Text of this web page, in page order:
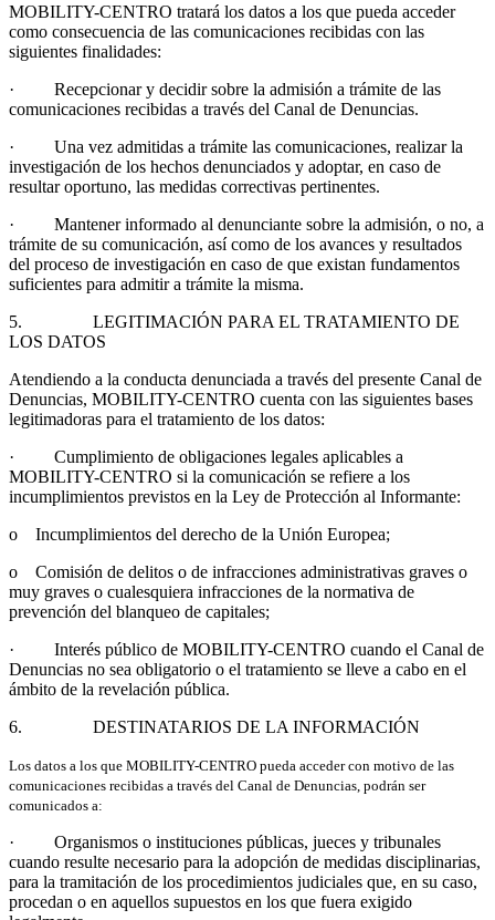
MOBILITY-CENTRO tratará los datos a los que pueda acceder
como consecuencia de las comunicaciones recibidas con las
siguientes finalidades:
· Recepcionar y decidir sobre la admisión a trámite de las
comunicaciones recibidas a través del Canal de Denuncias.
· Una vez admitidas a trámite las comunicaciones, realizar la
investigación de los hechos denunciados y adoptar, en caso de
resultar oportuno, las medidas correctivas pertinentes.
· Mantener informado al denunciante sobre la admisión, o no, a
trámite de su comunicación, así como de los avances y resultados
del proceso de investigación en caso de que existan fundamentos
suficientes para admitir a trámite la misma.
5. LEGITIMACIÓN PARA EL TRATAMIENTO DE
LOS DATOS
Atendiendo a la conducta denunciada a través del presente Canal de
Denuncias, MOBILITY-CENTRO cuenta con las siguientes bases
legitimadoras para el tratamiento de los datos:
· Cumplimiento de obligaciones legales aplicables a
MOBILITY-CENTRO si la comunicación se refiere a los
incumplimientos previstos en la Ley de Protección al Informante:
o Incumplimientos del derecho de la Unión Europea;
o Comisión de delitos o de infracciones administrativas graves o
muy graves o cualesquiera infracciones de la normativa de
prevención del blanqueo de capitales;
· Interés público de MOBILITY-CENTRO cuando el Canal de
Denuncias no sea obligatorio o el tratamiento se lleve a cabo en el
ámbito de la revelación pública.
6. DESTINATARIOS DE LA INFORMACIÓN
Los datos a los que MOBILITY-CENTRO pueda acceder con motivo de las
comunicaciones recibidas a través del Canal de Denuncias, podrán ser
comunicados a:
· Organismos o instituciones públicas, jueces y tribunales
cuando resulte necesario para la adopción de medidas disciplinarias,
para la tramitación de los procedimientos judiciales que, en su caso,
procedan o en aquellos supuestos en los que fuera exigido